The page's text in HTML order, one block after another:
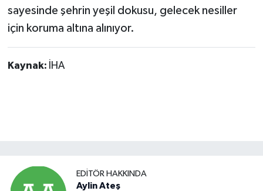
sayesinde şehrin yeşil dokusu, gelecek nesiller
için koruma altına alınıyor.
Kaynak: İHA
EDITÖR HAKKINDA
Aylin Ateş